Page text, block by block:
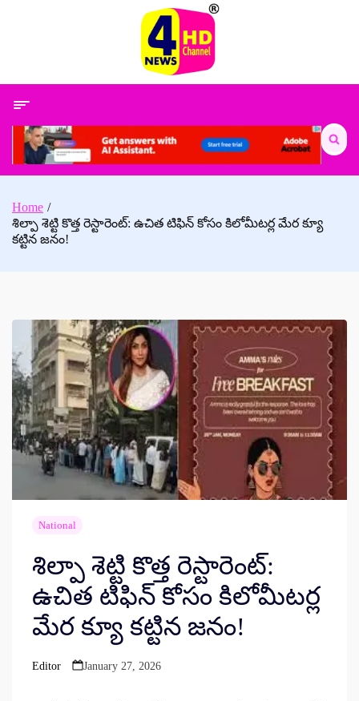
Search
for:
Home
శిల్పా శెట్టి కొత్త రెస్టారెంట్: ఉచిత టిఫిన్ కోసం కిలోమీటర్ల మేర క్యూ
కట్టిన జనం!
National
శిల్పా శెట్టి కొత్త రెస్టారెంట్:
ఉచిత టిఫిన్ కోసం కిలోమీటర్ల
మేర క్యూ కట్టిన జనం!
Posted
Editor January 27, 2026